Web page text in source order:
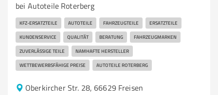
bei Autoteile Roterberg
KFZ-ERSATZTEILE AUTOTEILE FAHRZEUGTEILE ERSATZTEILE
KUNDENSERVICE QUALITÄT BERATUNG FAHRZEUGMARKEN
ZUVERLÄSSIGE TEILE NAMHAFTE HERSTELLER
WETTBEWERBSFÄHIGE PREISE AUTOTEILE ROTERBERG
Oberkircher Str. 28, 66629 Freisen